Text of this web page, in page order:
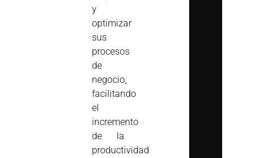
y
optimizar
sus
procesos
de
negocio,
facilitando
el
incremento
de la
productividad